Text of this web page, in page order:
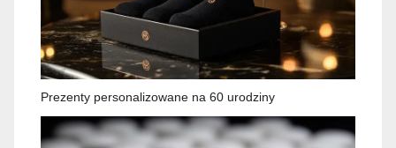
Prezenty personalizowane na 60 urodziny